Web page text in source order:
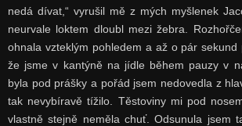
nedá dívat,“ vyrušil mě z mých myšlenek
neurvale loktem dloubl mezi žebra.
ohnala vzteklým pohledem a až o pár sekund
že jsme v kantýně na jídle během pauzy v
byla pod prášky a pořád jsem nedovedla z
tak nevybíravě tížilo. Těstoviny mi pod
vlastně stejně neměla chuť. Odsunula jsem